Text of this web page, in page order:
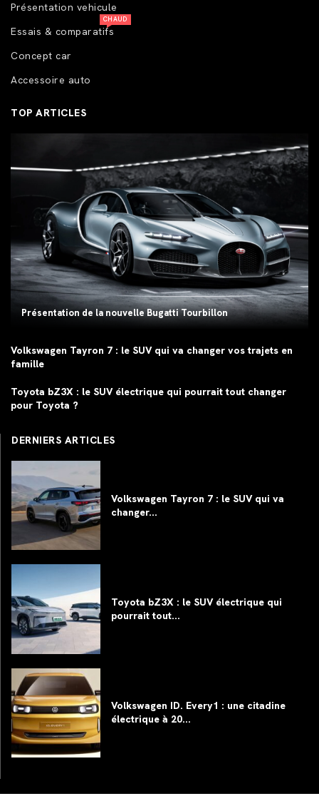
Présentation vehicule
Essais & comparatifs
CHAUD
Concept car
Accessoire auto
TOP ARTICLES
Présentation de la nouvelle Bugatti Tourbillon
Volkswagen Tayron 7 : le SUV qui va changer vos trajets en
famille
Toyota bZ3X : le SUV électrique qui pourrait tout changer
pour Toyota ?
DERNIERS ARTICLES
Volkswagen Tayron 7 : le SUV qui va
changer...
Toyota bZ3X : le SUV électrique qui
pourrait tout...
Volkswagen ID. Every1 : une citadine
électrique à 20...